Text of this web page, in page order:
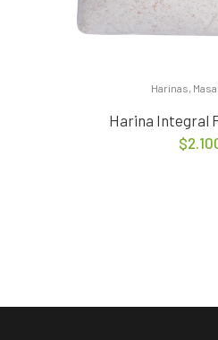
Harinas,
Harina Integral
$